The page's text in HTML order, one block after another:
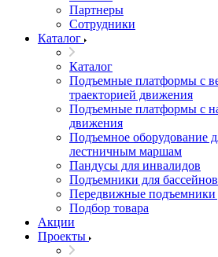
Партнеры
Сотрудники
Каталог
Каталог
Подъемные платформы с
траекторией движения
Подъемные платформы с
движения
Подъемное оборудование
лестничным маршам
Пандусы для инвалидов
Подъемники для бассейнов
Передвижные подъемники
Подбор товара
Акции
Проекты